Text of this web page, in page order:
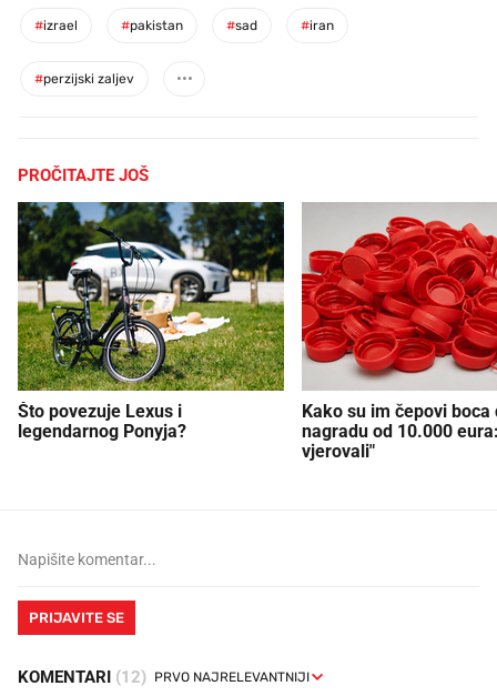
#izrael #pakistan #sad #iran
#perzijski zaljev
PROČITAJTE JOŠ
Što povezuje Lexus i
legendarnog Ponyja?
Kako su im čepovi boca
nagradu od 10.000
vjerovali"
PRIJAVITE SE
KOMENTARI (12)